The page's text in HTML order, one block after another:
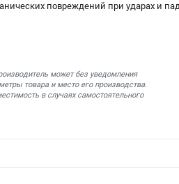
повреждений при ударах и
может без уведомления
товара и место его производства.
в случаях самостоятельного